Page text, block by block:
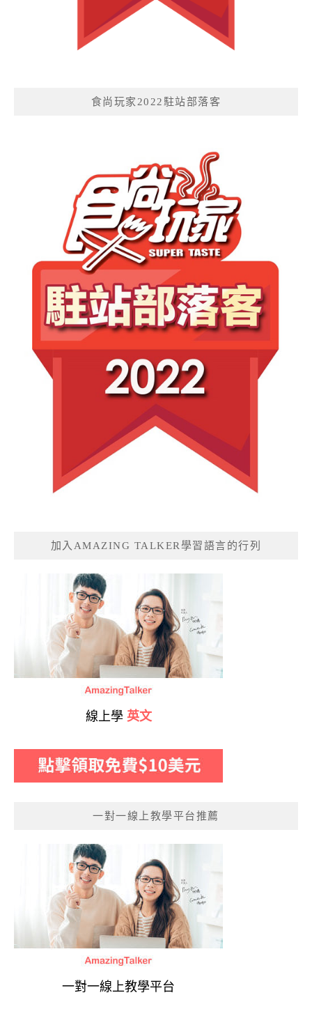
食尚玩家2022駐站部落客
加入AMAZING TALKER學習語言的行列
線上學 英文
一對一線上教學平台推薦
一對一線上教學平台